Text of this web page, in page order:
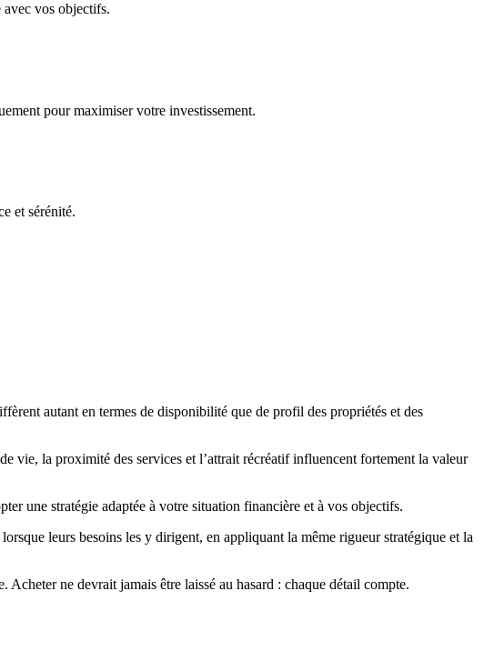
vos objectifs.
pour maximiser votre investissement.
et sérénité.
autant en termes de disponibilité que de profil des propriétés et des
vie, la proximité des services et l’attrait récréatif influencent fortement la valeur
une stratégie adaptée à votre situation financière et à vos objectifs.
leurs besoins les y dirigent, en appliquant la même rigueur stratégique et la
ne devrait jamais être laissé au hasard : chaque détail compte.